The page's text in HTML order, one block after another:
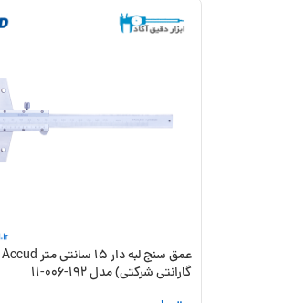
گارانتی شرکتی) مدل 192-006-11